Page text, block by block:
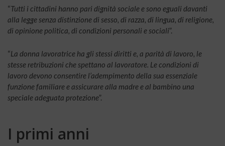
“Tutti i cittadini hanno pari dignità sociale e sono eguali davanti
alla legge senza distinzione di sesso, di razza, di lingua, di religione,
di opinione politica, di condizioni personali e sociali”.
“La donna lavoratrice ha gli stessi diritti e, a parità di lavoro, le
stesse retribuzioni che spettano al lavoratore. Le condizioni di
lavoro devono consentire l’adempimento della sua essenziale
funzione familiare e assicurare alla madre e al bambino una
speciale adeguata protezione”.
I primi anni